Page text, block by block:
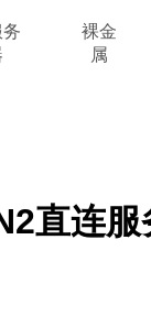
裸金
属
直连服